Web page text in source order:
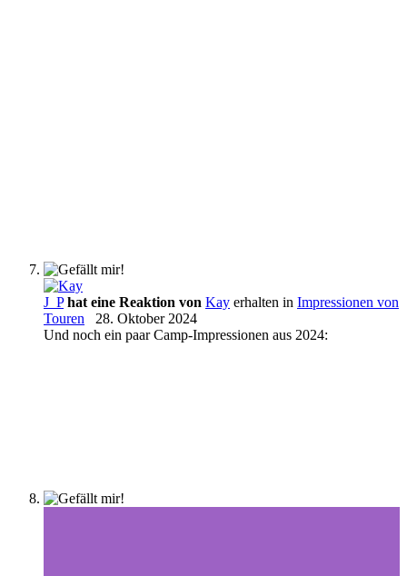
J_P hat eine Reaktion von Kay erhalten in Impressionen von
Touren
28. Oktober 2024
Und noch ein paar Camp-Impressionen aus 2024: